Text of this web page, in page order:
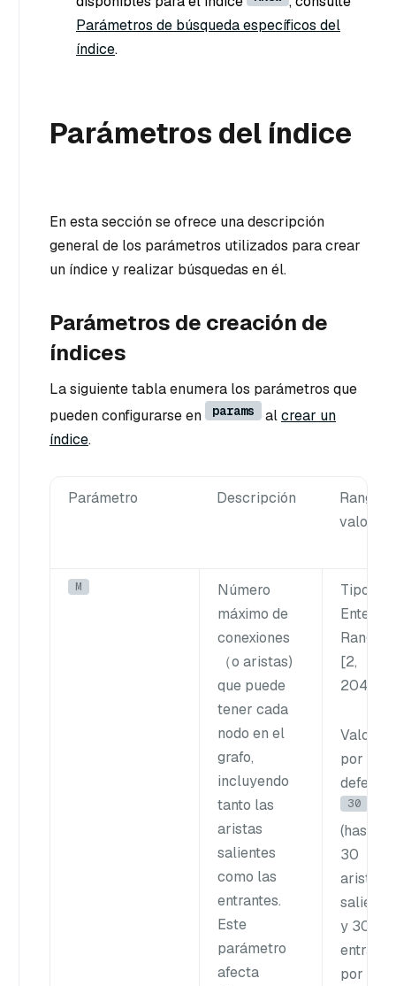
Parámetros de búsqueda específicos del
índice.
Parámetros del índice
En esta sección se ofrece una descripción
general de los parámetros utilizados para crear
un índice y realizar búsquedas en él.
Parámetros de creación de
índices
La siguiente tabla enumera los parámetros que
pueden configurarse en
params alcrear un
índice.
Parámetro Descripción
Rango
valores
M
Número
máximo de
conexiones
（o aristas)
que puede
tener cada
nodo en el
grafo,
incluyendo
tanto las
aristas
salientes
como las
entrantes.
Este
parámetro
afecta
Tipo
Entero
Rango
[2,
2048]
Valor
por
defecto
30
(hasta
30
aristas
y 30
por